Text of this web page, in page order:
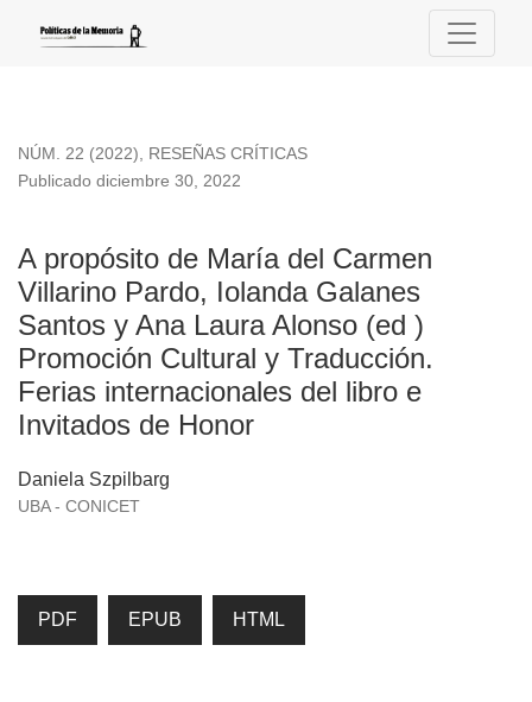
A propósito de María del Carmen Villarino Pardo, Iolanda
NÚM. 22 (2022), RESEÑAS CRÍTICAS
A propósito de María del Carmen
Villarino Pardo, Iolanda Galanes
Santos y Ana Laura Alonso (ed )
Promoción Cultural y Traducción.
Ferias internacionales del libro e
Invitados de Honor
Publicado diciembre 30, 2022
Daniela Szpilbarg
UBA - CONICET
PDF EPUB HTML